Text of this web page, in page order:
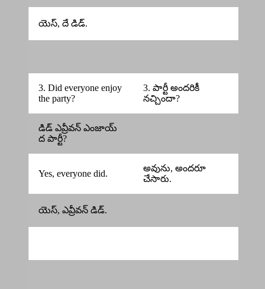
యెస్, దే డిడ్.
3. Did everyone enjoy
the party?
3. పార్టీ అందరికీ
నచ్చిందా?
డిడ్ ఎవ్రీవన్ ఎంజాయ్
ద పార్టీ?
Yes, everyone did.
అవును, అందరూ
చేసారు.
యెస్, ఎవ్రీవన్ డిడ్.